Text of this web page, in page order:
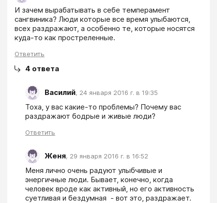
И зачем вырабатывать в себе темперамент
сангвиника? Люди которые все время улыбаются,
всех раздражают, а особенно те, которые носятся
куда-то как простреленные.
Ответить
4 ответа
Василий, 24 января 2016 г. в 19:35
Тоха, у вас какие-то проблемы? Почему вас
раздражают бодрые и живые люди?
Ответить
Женя, 29 января 2016 г. в 16:52
Меня лично очень радуют улыбчивые и
энергичные люди. Бывает, конечно, когда
человек вроде как активный, но его активность
суетливая и бездумная  - вот это, раздражает.